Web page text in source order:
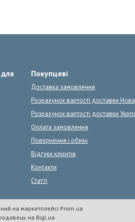
Покупцеві
Доставка замовлення
Розрахунок вартості доставки
Розрахунок вартості доставки
Оплата замовлення
Повернення і обмін
Відгуки клієнтів
Контакти
Статті
на маркетплейсі Prom.ua
на Bigl.ua